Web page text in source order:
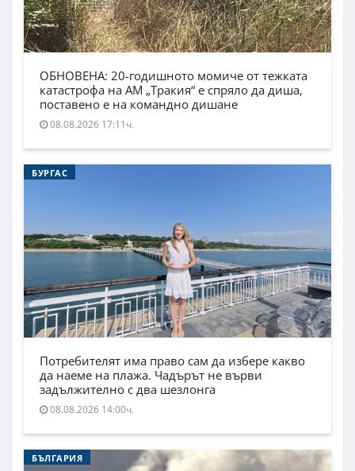
ОБНОВЕНА: 20-годишното момиче от тежката
катастрофа на АМ „Тракия“ е спряло да диша,
поставено е на командно дишане
08.08.2026 17:11ч.
БУРГАС
Потребителят има право сам да избере какво
да наеме на плажа. Чадърът не върви
задължително с два шезлонга
08.08.2026 14:00ч.
БЪЛГАРИЯ